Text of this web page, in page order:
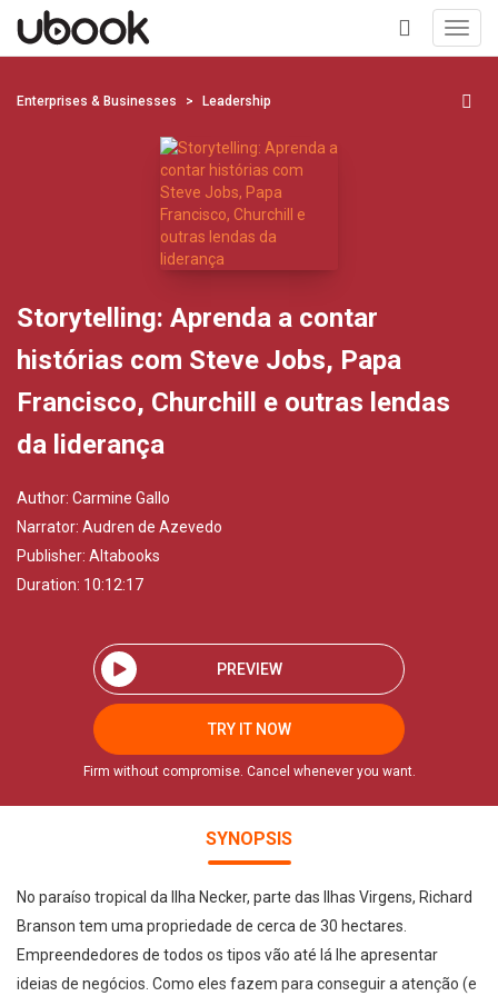
+
Enterprises & Businesses Leadership
Storytelling: Aprenda a contar
histórias com Steve Jobs, Papa
Francisco, Churchill e outras lendas
da liderança
Author: Carmine Gallo
Narrator: Audren de Azevedo
Publisher: Altabooks
Duration: 10:12:17
PREVIEW
TRY IT NOW
Firm without compromise. Cancel whenever you want.
SYNOPSIS
No paraíso tropical da Ilha Necker, parte das Ilhas Virgens, Richard
Branson tem uma propriedade de cerca de 30 hectares.
Empreendedores de todos os tipos vão até lá lhe apresentar
ideias de negócios. Como eles fazem para conseguir a atenção (e